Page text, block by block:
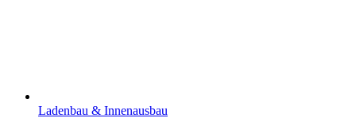
Ladenbau & Innenausbau